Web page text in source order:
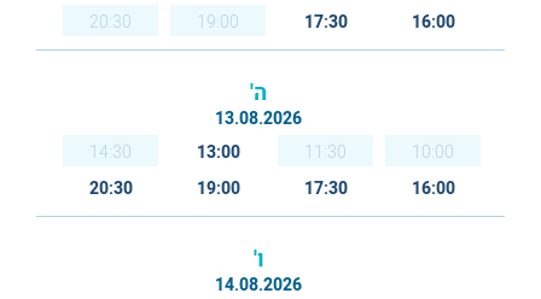
16:00
17:30
19:00
20:30
ה'
13.08.2026
10:00
11:30
13:00
14:30
16:00
17:30
19:00
20:30
ו'
14.08.2026